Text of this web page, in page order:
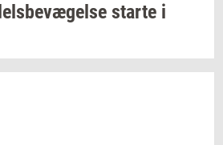
star­te i